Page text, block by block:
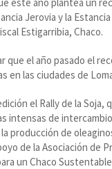
este año plantea un
Jerovia y la
Estigarribia, Chaco.
que el año pasado el
en las ciudades de
el Rally de la Soja,
intensas de
producción de
de la Asociación de
un Chaco